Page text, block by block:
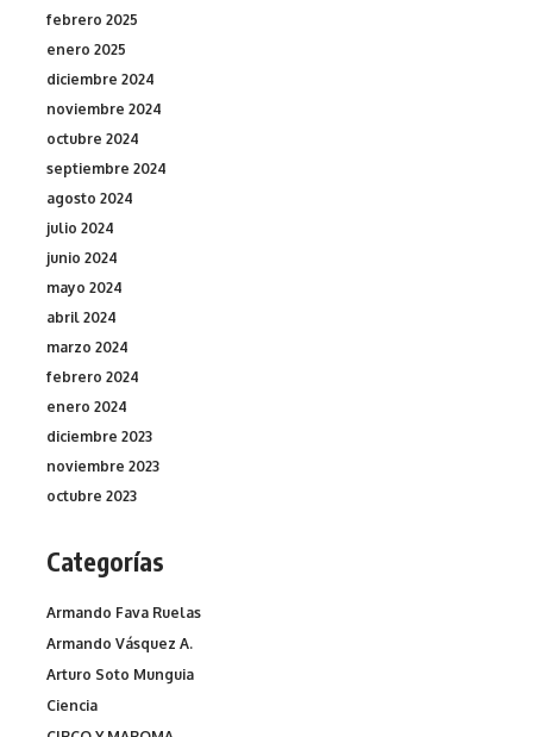
febrero 2025
enero 2025
diciembre 2024
noviembre 2024
octubre 2024
septiembre 2024
agosto 2024
julio 2024
junio 2024
mayo 2024
abril 2024
marzo 2024
febrero 2024
enero 2024
diciembre 2023
noviembre 2023
octubre 2023
Categorías
Armando Fava Ruelas
Armando Vásquez A.
Arturo Soto Munguia
Ciencia